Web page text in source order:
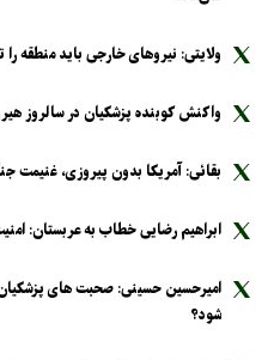
ولایتی: نیرو‌های خارجی باید منطقه را
واکنش کوبنده پزشکیان در سالروز
بقائی: آمریکا بدون پیروزی، غنیمت
ابراهیم رضایی خطاب به عربستان:
امیرحسین حسینی: صحبت های
شود؟